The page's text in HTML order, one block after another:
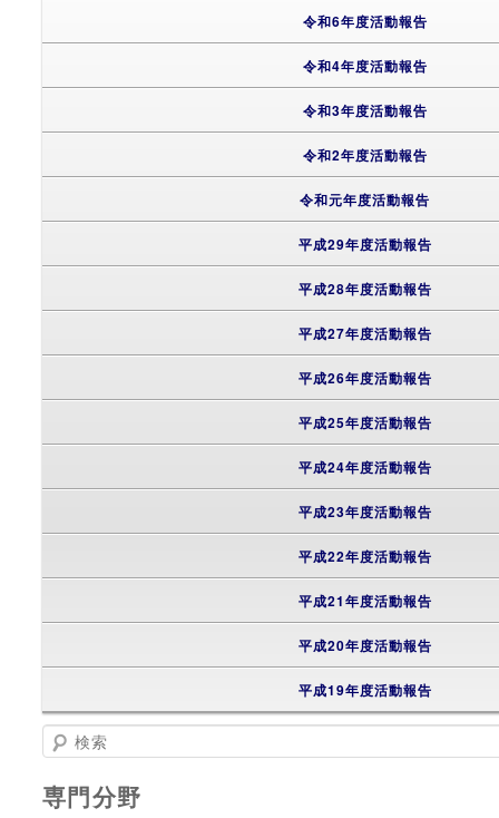
令和6年度活動報告
令和4年度活動報告
令和3年度活動報告
令和2年度活動報告
令和元年度活動報告
平成29年度活動報告
平成28年度活動報告
平成27年度活動報告
平成26年度活動報告
平成25年度活動報告
平成24年度活動報告
平成23年度活動報告
平成22年度活動報告
平成21年度活動報告
平成20年度活動報告
平成19年度活動報告
検索
専門分野